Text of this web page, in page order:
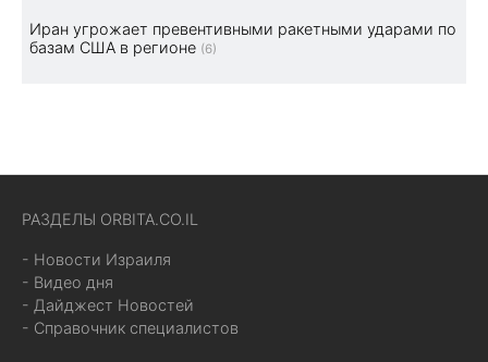
Иран угрожает превентивными ракетными ударами по
базам США в регионе (6)
РАЗДЕЛЫ ORBITA.CO.IL
- Новости Израиля
- Видео дня
- Дайджест Новостей
- Справочник специалистов